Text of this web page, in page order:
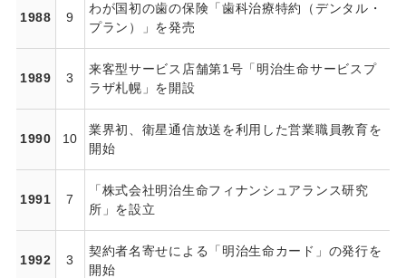
1988 9
わが国初の歯の保険「歯科治療特約（デンタル・
プラン）」を発売
1989 3
来客型サービス店舗第1号「明治生命サービスプ
ラザ札幌」を開設
1990 10
業界初、衛星通信放送を利用した営業職員教育を
開始
1991 7
「株式会社明治生命フィナンシュアランス研究
所」を設立
1992 3
契約者名寄せによる「明治生命カード」の発行を
開始